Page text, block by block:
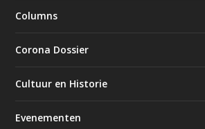
Columns
Corona Dossier
Cultuur en Historie
Evenementen